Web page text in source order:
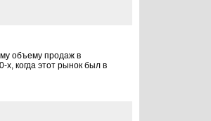
объему продаж в
когда этот рынок был в